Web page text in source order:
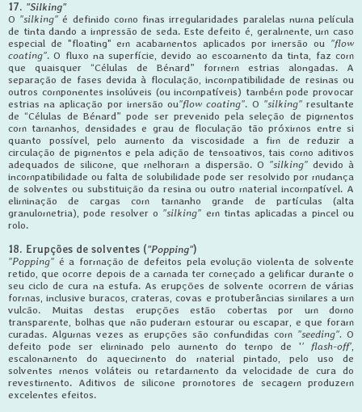
17. "Silking"
O "silking"é definido como finas irregularidades paralelas numa película
de tinta dando a impressão de seda. Este defeito é, geralmente, um caso
especial de "floating" em acabamentos aplicados por imersão ou "flow
coating". O fluxo na superfície, devido ao escoamento da tinta, faz com
que quaisquer “Células de Bénard” formem estrias alongadas. A
separação de fases devida à floculação, incompatibilidade de resinas ou
outros componentes insolúveis (ou incompatíveis) também pode provocar
estrias na aplicação por imersão ou"flow coating". O "silking"resultante
de “Células de Bénard” pode ser prevenido pela seleção de pigmentos
com tamanhos, densidades e grau de floculação tão próximos entre si
quanto possível, pelo aumento da viscosidade a fim de reduzir a
circulação de pigmentos e pela adição de tensoativos, tais como aditivos
adequados de silicone, que melhoram a dispersão. O "silking"devido à
incompatibilidade ou falta de solubilidade pode ser resolvido por mudança
de solventes ou substituição da resina ou outro material incompatível. A
eliminação de cargas com tamanho grande de partículas (alta
granulometria), pode resolver o "silking" em tintas aplicadas a pincel ou
rolo.
18. Erupções de solventes ("Popping")
"Popping" é a formação de defeitos pela evolução violenta de solvente
retido, que ocorre depois de a camada ter começado a gelificar durante o
seu ciclo de cura na estufa. As erupções de solvente ocorrem de várias
formas, inclusive buracos, crateras, covas e protuberâncias similares a um
vulcão. Muitas destas erupções estão cobertas por um domo
transparente, bolhas que não puderam estourar ou escapar, e que foram
curadas. Algumas vezes as erupções são confundidas com "seeding". O
defeito pode ser eliminado pelo aumento do tempo de '' flash-off',
escalonamento do aquecimento do material pintado, pelo uso de
solventes menos voláteis ou retardamento da velocidade de cura do
revestimento. Aditivos de silicone promotores de secagem produzem
excelentes efeitos.